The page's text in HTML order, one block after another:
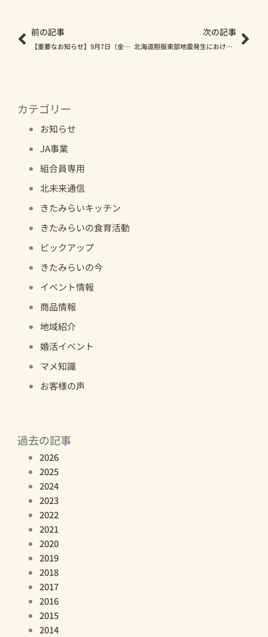
カテゴリー
お知らせ
JA事業
組合員専用
北未来通信
きたみらいキッチン
きたみらいの食育活動
ピックアップ
きたみらいの今
イベント情報
商品情報
地域紹介
婚活イベント
マメ知識
お客様の声
過去の記事
2026
2025
2024
2023
2022
2021
2020
2019
2018
2017
2016
2015
2014
前の記事
【重要なお知らせ】9月7日（金）の金融窓口営業・ＡＴＭコーナーの稼働について
次の記事
北海道胆振東部地震発生におけるきたみらい地域への影響について